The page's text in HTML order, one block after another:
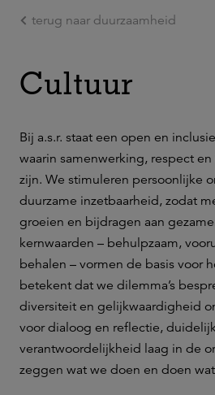
Ga naar de hoofdinhoud
terug naar duurzaamheid
Cultuur
Bij a.s.r. staat een open en
waarin samenwerking, respect
zijn. We stimuleren persoonlijke
duurzame inzetbaarheid, zodat
groeien en bijdragen aan
kernwaarden – behulpzaam,
behalen – vormen de basis voor
betekent dat we dilemma’s
diversiteit en gelijkwaardigheid
voor dialoog en reflectie,
verantwoordelijkheid laag in de
zeggen wat we doen en doen